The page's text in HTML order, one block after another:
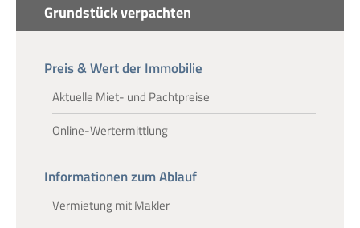
Grundstück verpachten
Preis & Wert der Immobilie
Aktuelle Miet- und Pachtpreise
Online-Wertermittlung
Informationen zum Ablauf
Vermietung mit Makler